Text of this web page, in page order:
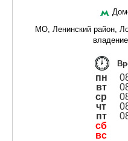
МО, Ленинский район,
пн
вт
ср
чт
пт
сб
вс